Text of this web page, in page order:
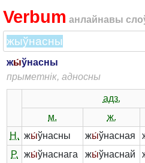
Verbum анлайнавы
жы́ўнасны
прыметнік, адносны
адз.
м.
ж.
Н. жы́ўнасны жы́ўнасная
Р.
жы́ўнаснага жы́ўнаснай